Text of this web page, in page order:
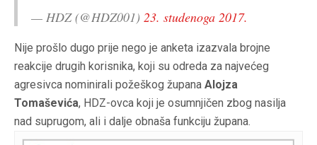
— HDZ (@HDZ001) 23. studenoga 2017.
Nije prošlo dugo prije nego je anketa izazvala brojne
reakcije drugih korisnika, koji su odreda za najvećeg
agresivca nominirali požeškog župana Alojza
Tomaševića, HDZ-ovca koji je osumnjičen zbog nasilja
nad suprugom, ali i dalje obnaša funkciju župana.